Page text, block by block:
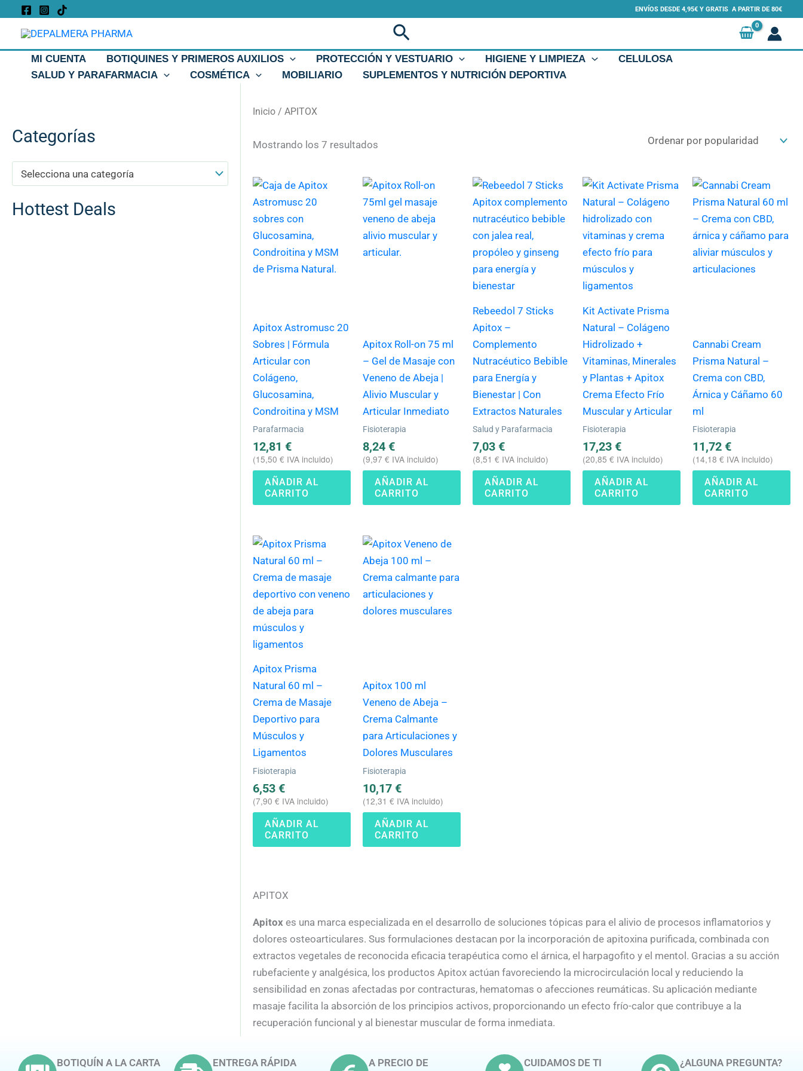
contenido
ENVÍOS DESDE 4,95€ Y GRATIS A PARTIR DE 80€
Buscar
MI CUENTA BOTIQUINES Y PRIMEROS AUXILIOS PROTECCIÓN Y VESTUARIO HIGIENE Y LIMPIEZA
CELULOSA
SALUD Y PARAFARMACIA
COSMÉTICA MOBILIARIO SUPLEMENTOS Y NUTRICIÓN DEPORTIVA
Categorías
Selecciona una categoría
Hottest Deals
Inicio / APITOX
Mostrando los 7 resultados
popularidad
Apitox Astromusc 20
Sobres | Fórmula
Articular con
Colágeno,
Glucosamina,
Condroitina y MSM
Parafarmacia
12,81€
(15,50€ IVA incluido)
AÑADIR AL
CARRITO
Apitox Roll-on 75 ml
– Gel de Masaje con
Veneno de Abeja |
Alivio Muscular y
Articular Inmediato
Fisioterapia
8,24€
(9,97€ IVA incluido)
AÑADIR AL
CARRITO
Rebeedol 7 Sticks
Apitox –
Complemento
Nutracéutico Bebible
para Energía y
Bienestar | Con
Extractos Naturales
Salud y Parafarmacia
7,03€
(8,51€ IVA incluido)
AÑADIR AL
CARRITO
Kit Activate Prisma
Natural – Colágeno
Hidrolizado +
Vitaminas, Minerales
y Plantas + Apitox
Crema Efecto Frío
Muscular y Articular
Fisioterapia
17,23€
(20,85€ IVA incluido)
AÑADIR AL
CARRITO
Cannabi Cream
Prisma Natural –
Crema con CBD,
Árnica y Cáñamo 60
ml
Fisioterapia
11,72 €
(14,18 € IVA incluido)
AÑADIR AL
CARRITO
Apitox Prisma
Natural 60 ml –
Crema de Masaje
Deportivo para
Músculos y
Ligamentos
Fisioterapia
6,53€
(7,90€ IVA incluido)
AÑADIR AL
CARRITO
Apitox 100 ml
Veneno de Abeja –
Crema Calmante
para Articulaciones y
Dolores Musculares
Fisioterapia
10,17€
(12,31€ IVA incluido)
AÑADIR AL
CARRITO
APITOX
Apitox es una marca especializada en el desarrollo de soluciones tópicas para el alivio de procesos inflamatorios y
dolores osteoarticulares. Sus formulaciones destacan por la incorporación de apitoxina purificada, combinada con
extractos vegetales de reconocida eficacia terapéutica como el árnica, el harpagofito y el mentol. Gracias a su acción
rubefaciente y analgésica, los productos Apitox actúan favoreciendo la microcirculación local y reduciendo la
sensibilidad en zonas afectadas por contracturas, hematomas o afecciones reumáticas. Su aplicación mediante
masaje facilita la absorción de los principios activos, proporcionando un efecto frío-calor que contribuye a la
recuperación funcional y al bienestar muscular de forma inmediata.
BOTIQUÍN A LA CARTA ENTREGA RÁPIDA A PRECIO DE CUIDAMOS DE TI ¿ALGUNA PREGUNTA?